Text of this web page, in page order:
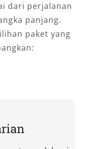
dan rental mobil
dalam
itu, kami
Anda—baik
kerja,
hingga
armada kami
dari perjalanan
panjang.
paket yang